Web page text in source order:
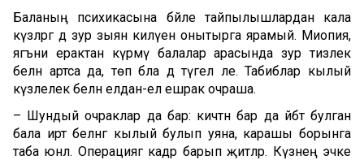
Баланың психикасына бәйле тайпылышлардан кала
күзләргә дә зур зыян килүен онытырга ярамый. Миопия,
ягъни ерактан күрмәү балалар арасында зур тизлек
белән артса да, төп бәла дә түгел әле. Табиблар кылый
күзлелек белән елдан-ел ешрак очраша.
– Шундый очраклар да бар: кичтән бар да әйбәт булган
бала иртә беләнгә кылый булып уяна, карашы борынга
таба юнәлә. Операциягә кадәр барып җитәләр. Күзнең эчке